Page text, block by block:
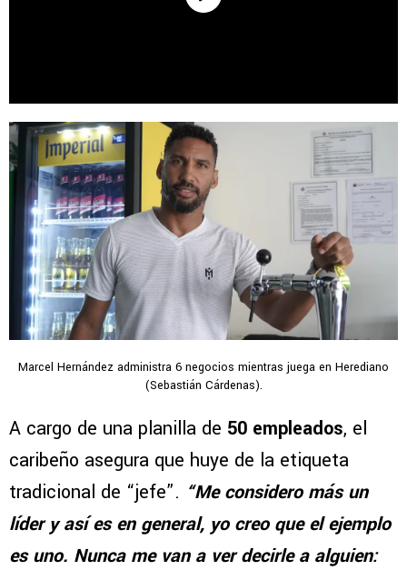
Marcel Hernández administra 6 negocios mientras juega en Herediano
(Sebastián Cárdenas).
A cargo de una planilla de 50 empleados, el
caribeño asegura que huye de la etiqueta
tradicional de “jefe”. “Me considero más un
líder y así es en general, yo creo que el ejemplo
es uno. Nunca me van a ver decirle a alguien: